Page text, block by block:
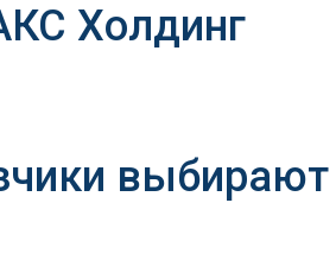
Холдинг